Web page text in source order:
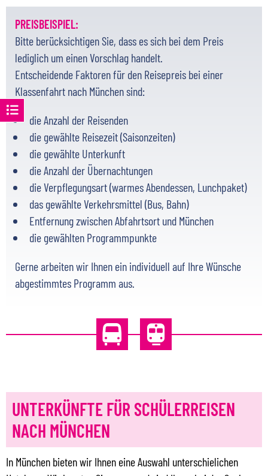
verbinden und ganz individuell auf die Interessen Ihrer
Schulklasse abstimmen.
Ob Studienfahrt, Abschlussfahrt oder Klassenreise
– eine Klassenfahrt nach München bietet unzählige
Möglichkeiten, Unterrichtsinhalte lebendig zu
vermitteln und gemeinsam unvergessliche Erlebnisse
zu sammeln. Gerne unterstützen wir Sie bei der
Planung und stellen ein abwechslungsreiches
Programm zusammen, das perfekt zu Ihrer
Schulklasse passt.
PREISBEISPIEL:
Bitte berücksichtigen Sie, dass es sich bei dem Preis
lediglich um einen Vorschlag handelt.
Entscheidende Faktoren für den Reisepreis bei einer
Klassenfahrt nach München sind:
die Anzahl der Reisenden
die gewählte Reisezeit (Saisonzeiten)
die gewählte Unterkunft
die Anzahl der Übernachtungen
die Verpflegungsart (warmes Abendessen, Lunchpaket)
das gewählte Verkehrsmittel (Bus, Bahn)
Entfernung zwischen Abfahrtsort und München
die gewählten Programmpunkte
Gerne arbeiten wir Ihnen ein individuell auf Ihre Wünsche
abgestimmtes Programm aus.
UNTERKÜNFTE FÜR SCHÜLERREISEN
NACH MÜNCHEN
In München bieten wir Ihnen eine Auswahl unterschielichen